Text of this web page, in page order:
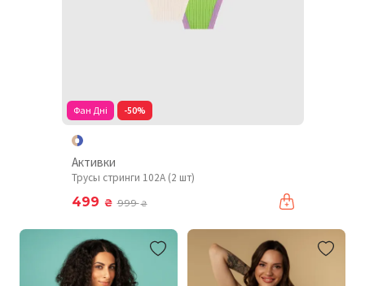
Фан Дні -50%
Активки
Трусы стринги 102A (2 шт)
499 ₴ 999₴